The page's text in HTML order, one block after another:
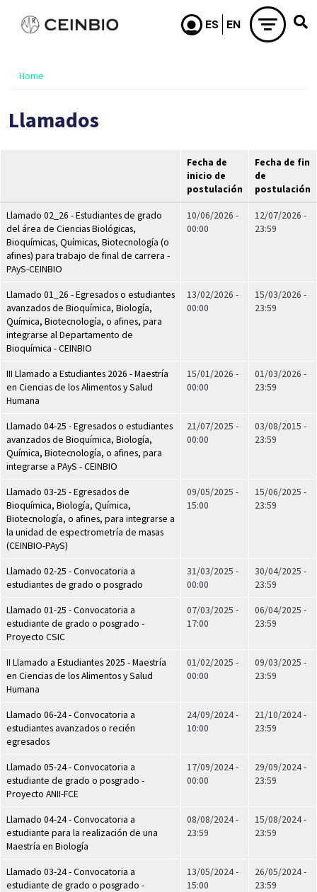
Skip to main content
Home
Llamados
Fecha de
inicio de
postulación
Fecha de fin
de
postulación
Llamado 02_26 - Estudiantes de grado
del área de Ciencias Biológicas,
Bioquímicas, Químicas, Biotecnología (o
afines) para trabajo de final de carrera -
PAyS-CEINBIO
10/06/2026 -
00:00
12/07/2026 -
23:59
Llamado 01_26 - Egresados o estudiantes
avanzados de Bioquímica, Biología,
Química, Biotecnología, o afines, para
integrarse al Departamento de
Bioquímica - CEINBIO
13/02/2026 -
00:00
15/03/2026 -
23:59
III Llamado a Estudiantes 2026 - Maestría
en Ciencias de los Alimentos y Salud
Humana
15/01/2026 -
00:00
01/03/2026 -
23:59
Llamado 04-25 - Egresados o estudiantes
avanzados de Bioquímica, Biología,
Química, Biotecnología, o afines, para
integrarse a PAyS - CEINBIO
21/07/2025 -
00:00
03/08/2015 -
23:59
Llamado 03-25 - Egresados de
Bioquímica, Biología, Química,
Biotecnología, o afines, para integrarse a
la unidad de espectrometría de masas
(CEINBIO-PAyS)
09/05/2025 -
15:00
15/06/2025 -
23:59
Llamado 02-25 - Convocatoria a
estudiantes de grado o posgrado
31/03/2025 -
00:00
30/04/2025 -
23:59
Llamado 01-25 - Convocatoria a
estudiante de grado o posgrado -
Proyecto CSIC
07/03/2025 -
17:00
06/04/2025 -
23:59
II Llamado a Estudiantes 2025 - Maestría
en Ciencias de los Alimentos y Salud
Humana
01/02/2025 -
00:00
09/03/2025 -
23:59
Llamado 06-24 - Convocatoria a
estudiantes avanzados o recién
egresados
24/09/2024 -
10:00
21/10/2024 -
23:59
Llamado 05-24 - Convocatoria a
estudiante de grado o posgrado -
Proyecto ANII-FCE
17/09/2024 -
00:00
29/09/2024 -
23:59
Llamado 04-24 - Convocatoria a
estudiante para la realización de una
Maestría en Biología
08/08/2024 -
23:59
15/08/2024 -
23:59
Llamado 03-24 - Convocatoria a
estudiante de grado o posgrado -
13/05/2024 -
15:00
26/05/2024 -
23:59